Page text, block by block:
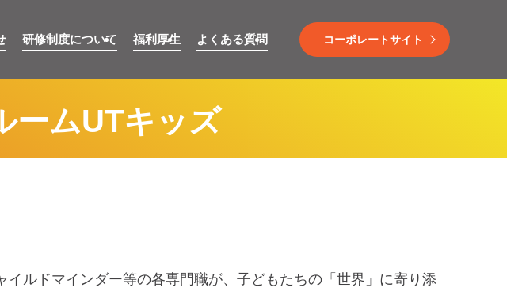
研修制度について 福利厚生 よくある質問 コーポレートサイト
ームUTキッズ
ルドマインダー等の各専門職が、子どもたちの「世界」に寄り添